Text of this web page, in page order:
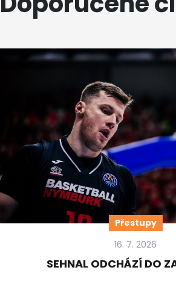
Přestupy
16. 7. 2026
SEHNAL ODCHÁZÍ DO